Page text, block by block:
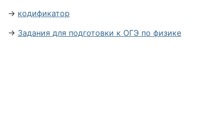
→ кодификатор
→ Задания для подготовки к ОГЭ по физике